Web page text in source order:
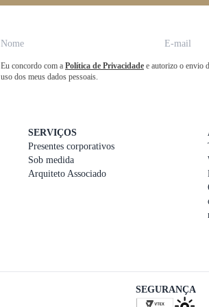
Eu concordo com a Política de Privacidade e autorizo o envio
uso dos meus dados pessoais.
SERVIÇOS
Presentes corporativos
Sob medida
Arquiteto Associado
SEGURANÇA